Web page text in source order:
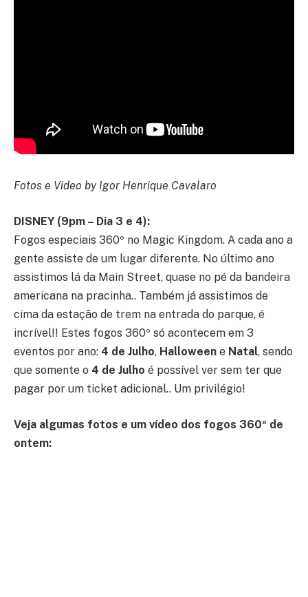
Fotos e Video by Igor Henrique Cavalaro
DISNEY (9pm – Dia 3 e 4):
Fogos especiais 360º no Magic Kingdom. A cada ano a
gente assiste de um lugar diferente. No último ano
assistimos lá da Main Street, quase no pé da bandeira
americana na pracinha.. Também já assistimos de
cima da estação de trem na entrada do parque, é
incrível!! Estes fogos 360º só acontecem em 3
eventos por ano: 4 de Julho, Halloween e Natal, sendo
que somente o 4 de Julho é possível ver sem ter que
pagar por um ticket adicional.. Um privilégio!
Veja algumas fotos e um vídeo dos fogos 360º de
ontem: